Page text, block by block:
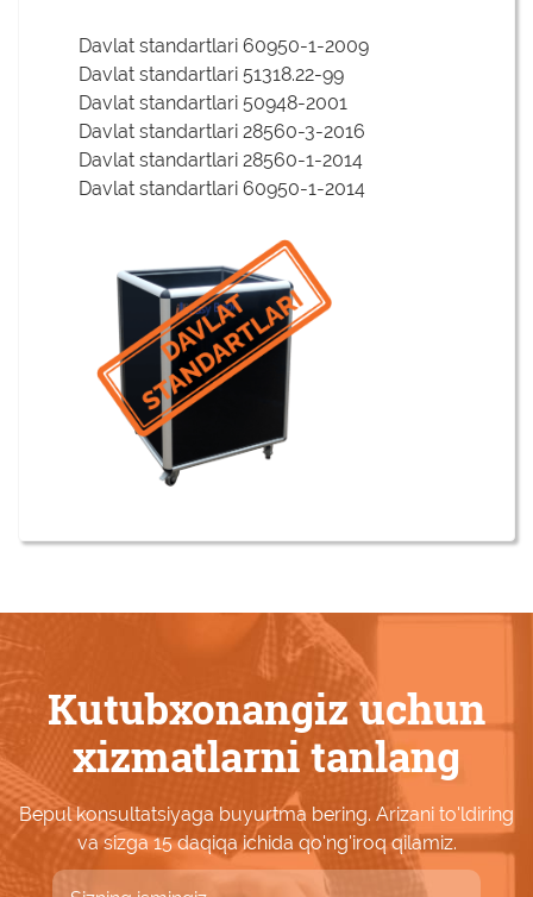
Davlat standartlari 60950-1-2009
Davlat standartlari 51318.22-99
Davlat standartlari 50948-2001
Davlat standartlari 28560-3-2016
Davlat standartlari 28560-1-2014
Davlat standartlari 60950-1-2014
Kutubxonangiz uchun
xizmatlarni tanlang
Bepul konsultatsiyaga buyurtma bering. Arizani to'ldiring
va sizga 15 daqiqa ichida qo'ng'iroq qilamiz.